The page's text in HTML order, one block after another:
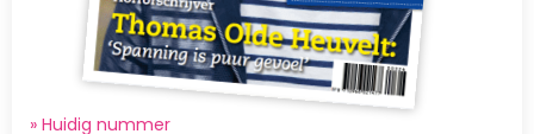
» Huidig nummer